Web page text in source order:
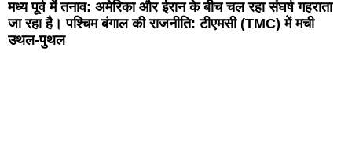
मध्य पूर्व में तनाव: अमेरिका और ईरान के बीच चल रहा संघर्ष गहराता
जा रहा है। पश्चिम बंगाल की राजनीति: टीएमसी (TMC) में मची
उथल-पुथल